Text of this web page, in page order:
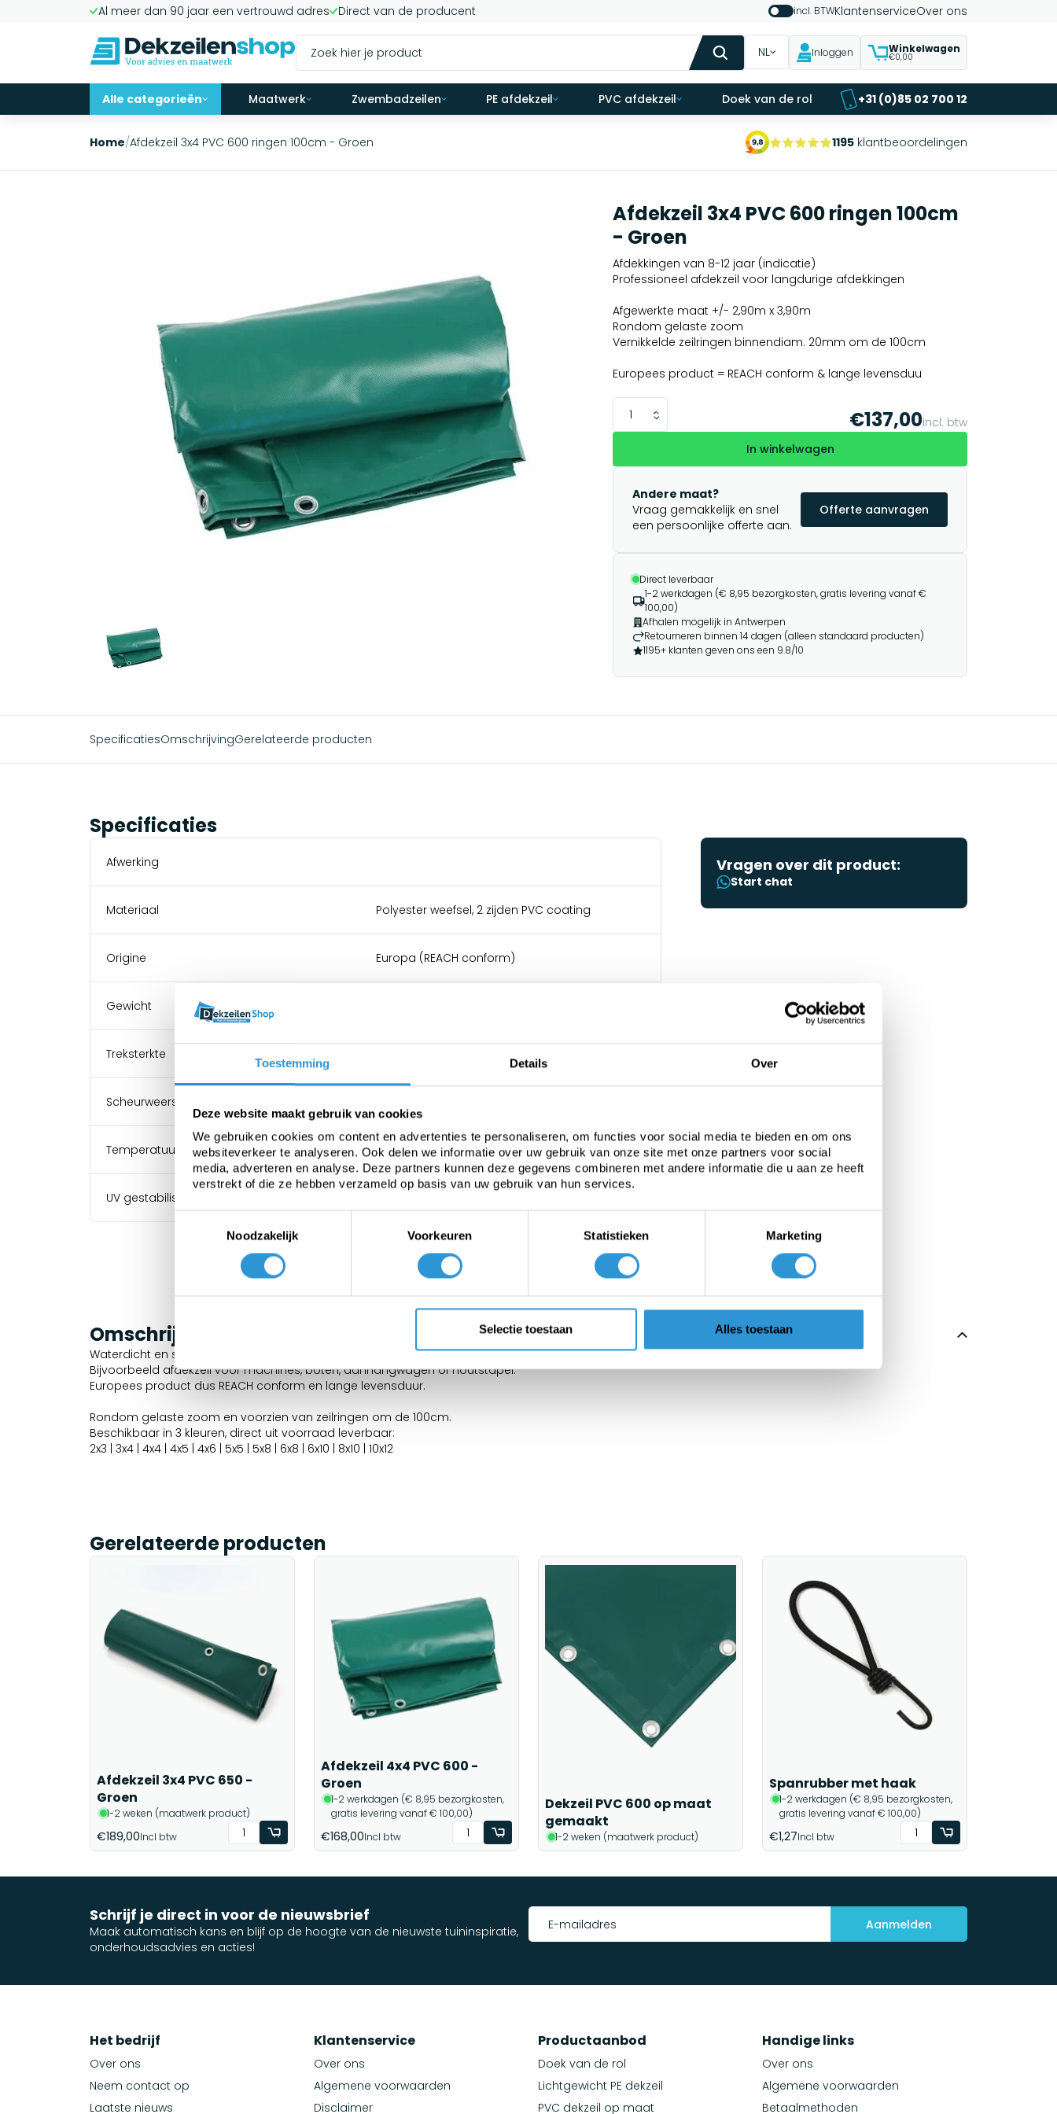
Toestemming Details Over
Deze website maakt gebruik van cookies
We gebruiken cookies om content en advertenties te personaliseren, om functies voor social media te bieden en om ons
websiteverkeer te analyseren. Ook delen we informatie over uw gebruik van onze site met onze partners voor social
media, adverteren en analyse. Deze partners kunnen deze gegevens combineren met andere informatie die u aan ze heeft
verstrekt of die ze hebben verzameld op basis van uw gebruik van hun services.
Noodzakelijk
Voorkeuren Statistieken Marketing
Selectie toestaan Alles toestaan
Al meer dan 90 jaar een vertrouwd adres Direct van de producent incl. BTWKlantenserviceOver ons
NL Inloggen Winkelwagen
€0,00
Alle categorieën Maatwerk Zwembadzeilen PE afdekzeil PVC afdekzeil Doek van de rol +31 (0)85 02 700 12
Home/Afdekzeil 3x4 PVC 600 ringen 100cm - Groen 1195 klantbeoordelingen
Afdekzeil 3x4 PVC 600 ringen 100cm
- Groen
Afdekkingen van 8-12 jaar (indicatie)
Professioneel afdekzeil voor langdurige afdekkingen
Afgewerkte maat +/- 2,90m x 3,90m
Rondom gelaste zoom
Vernikkelde zeilringen binnendiam. 20mm om de 100cm
Europees product = REACH conform & lange levensduu
€137,00incl. btw
In winkelwagen
Andere maat?
Vraag gemakkelijk en snel
een persoonlijke offerte aan.
Offerte aanvragen
Direct leverbaar
1-2 werkdagen (€ 8,95 bezorgkosten, gratis levering vanaf €
100,00)
Afhalen mogelijk in Antwerpen
Retourneren binnen 14 dagen (alleen standaard producten)
1195+ klanten geven ons een 9.8/10
SpecificatiesOmschrijvingGerelateerde producten
Specificaties
Afwerking
Materiaal Polyester weefsel, 2 zijden PVC coating
Origine Europa (REACH conform)
Gewicht
Treksterkte
Scheurweerstand
Temperatuurbestendigheid -30 tot +70°C
UV gestabiliseerd
Vragen over dit product:
Start chat
Omschrijving
Waterdicht en sterk dekzeil geschikt voor zwaardere toepassingen en/of langdurige afdekkingen.
Bijvoorbeeld afdekzeil voor machines, boten, aanhangwagen of houtstapel.
Europees product dus REACH conform en lange levensduur.
Rondom gelaste zoom en voorzien van zeilringen om de 100cm.
Beschikbaar in 3 kleuren, direct uit voorraad leverbaar:
2x3 | 3x4 | 4x4 | 4x5 | 4x6 | 5x5 | 5x8 | 6x8 | 6x10 | 8x10 | 10x12
Gerelateerde producten
Afdekzeil 3x4 PVC 650 -
Groen
1-2 weken (maatwerk product)
€189,00Incl btw
Afdekzeil 4x4 PVC 600 -
Groen
1-2 werkdagen (€ 8,95 bezorgkosten,
gratis levering vanaf € 100,00)
€168,00Incl btw
Dekzeil PVC 600 op maat
gemaakt
1-2 weken (maatwerk product)
Spanrubber met haak
1-2 werkdagen (€ 8,95 bezorgkosten,
gratis levering vanaf € 100,00)
€1,27Incl btw
Schrijf je direct in voor de nieuwsbrief
Maak automatisch kans en blijf op de hoogte van de nieuwste tuininspiratie,
onderhoudsadvies en acties!
Aanmelden
Het bedrijf
Over ons
Neem contact op
Laatste nieuws
Klantenservice
Over ons
Algemene voorwaarden
Disclaimer
Productaanbod
Doek van de rol
Lichtgewicht PE dekzeil
PVC dekzeil op maat
Handige links
Over ons
Algemene voorwaarden
Betaalmethoden